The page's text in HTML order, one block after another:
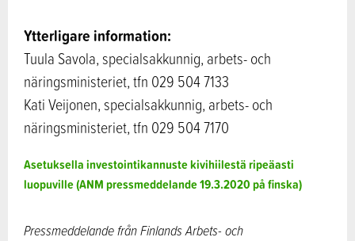
Ytterligare information:
Tuula Savola, specialsakkunnig, arbets- och
näringsministeriet, tfn 029 504 7133
Kati Veijonen, specialsakkunnig, arbets- och
näringsministeriet, tfn 029 504 7170
Asetuksella investointikannuste kivihiilestä ripeäasti
luopuville (ANM pressmeddelande 19.3.2020 på finska)
Pressmeddelande från Finlands Arbets- och